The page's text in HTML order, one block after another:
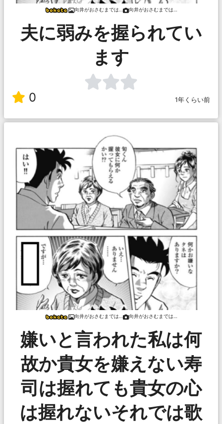
向井がおさむまでは… 向井がおさむまでは…
夫に弱みを握られてい
ます
0 1年くらい前
向井がおさむまでは… 向井がおさむまでは…
嫌いと言われた私は何
故か貴女を嫌えない寿
司は握れても貴女の心
は握れないそれでは歌